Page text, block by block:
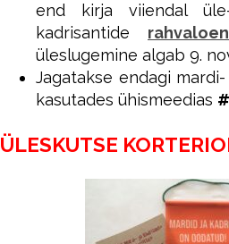
end kirja viiendal
kadrisantide
üleslugemine algab 9.
Jagatakse endagi
kasutades ühismeedias
ÜLESKUTSE